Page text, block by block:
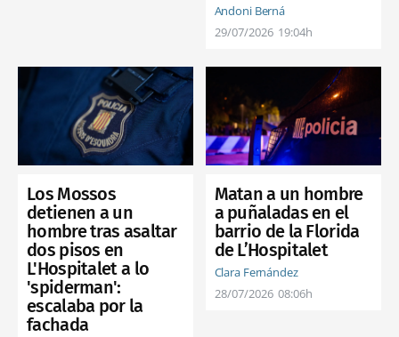
Andoni Berná
29/07/2026 19:04h
Los Mossos
detienen a un
hombre tras asaltar
dos pisos en
L'Hospitalet a lo
'spiderman':
escalaba por la
fachada
Matan a un hombre
a puñaladas en el
barrio de la Florida
de L’Hospitalet
Clara Fernández
28/07/2026 08:06h